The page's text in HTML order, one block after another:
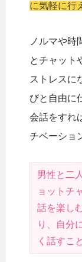
に気軽に行
ノルマや時
とチャット
ストレスに
びと自由に
会話をすれ
チベーショ
男性と二
ョットチ
話を楽し
り、自分
く話すこ